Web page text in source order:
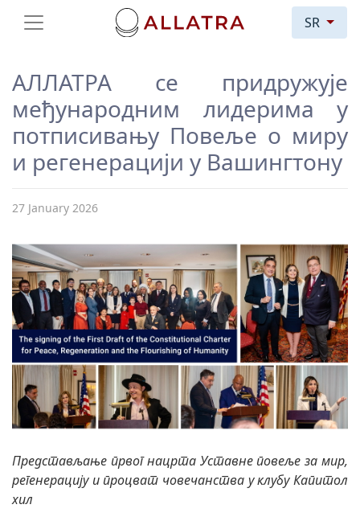
SR
АЛЛАТРА се придружује
међународним лидерима у
потписивању Повеље о миру
и регенерацији у Вашингтону
27 January 2026
Представљање првог нацрта Уставне повеље за мир,
регенерацију и процват човечанства у клубу Капитол
хил